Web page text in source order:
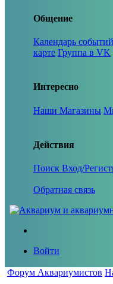
Общение
Календарь событий
карте Группа в VK
Интересно
Наши Магазины
Действия
Поиск Вход/
Обратная связь
Войти
Форум Аквариумистов